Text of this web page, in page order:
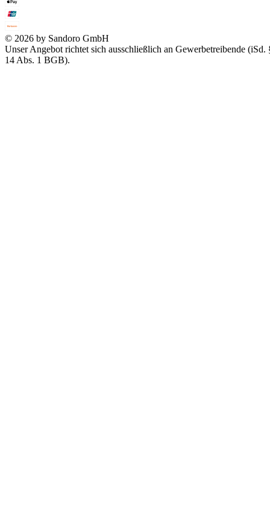
© 2026 by Sandoro GmbH
Unser Angebot richtet sich ausschließlich an Gewerbetreibende (iSd.
14 Abs. 1 BGB).